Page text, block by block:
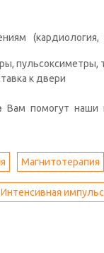
(кардиология,
пульсоксиметры,
к двери
Вам помогут наши
Магнитотерапия
Интенсивная